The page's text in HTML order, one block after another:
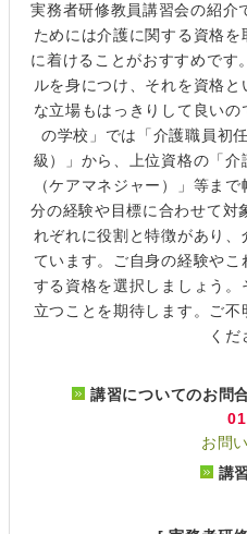
実務者研修教員講習会の紹介
ためには介護に関する資格
に着けることがおすすめです
ルを身につけ、それを資格
な立場もはっきりして良いの
の学校」では「介護職員初
級）」から、上位資格の「
（ケアマネジャー）」等ま
分の経験や目標に合わせて対
れぞれに役割と特徴があり
ています。ご自身の経験や
する資格を選択しましょう
立つことを期待します。ご
くだ
講習についてのお問
お問
講